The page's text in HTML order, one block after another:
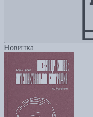
Новинка